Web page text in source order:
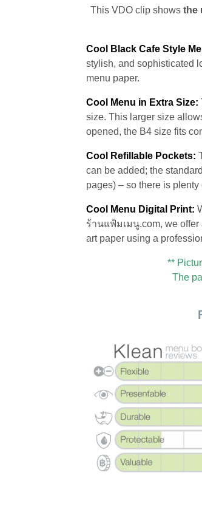
This VDO clip shows the
Cool Black Cafe Style
stylish, and sophisticated
menu paper.
Cool Menu in Extra Size:
size. This larger size
opened, the B4 size fits
Cool Refillable Pockets:
can be added; the
pages) – so there is plenty
Cool Menu Digital Print:
ร้านแฟ้มเมนู.com, we offer
art paper using a
**
The